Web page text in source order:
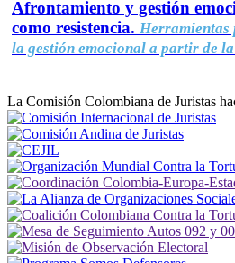
Afrontamiento y gestión
como resistencia. Herramientas
la gestión emocional a partir de la
La Comisión Colombiana de Juristas